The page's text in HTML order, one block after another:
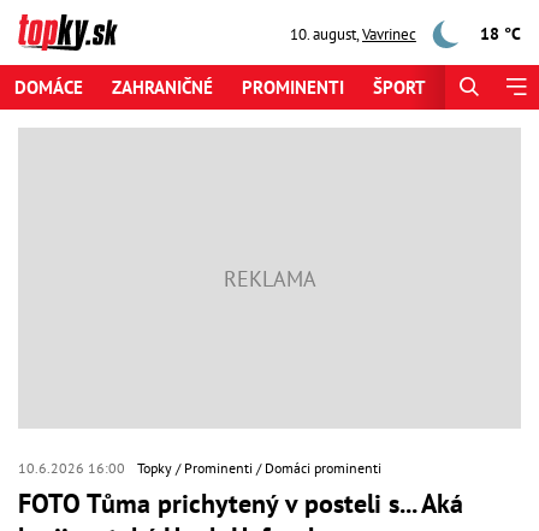
10. august,Vavrinec 18 °C
DOMÁCE ZAHRANIČNÉ PROMINENTI ŠPORT
10.6.2026 16:00 Topky Prominenti Domáci prominenti
FOTO Tůma prichytený v posteli s... Aká